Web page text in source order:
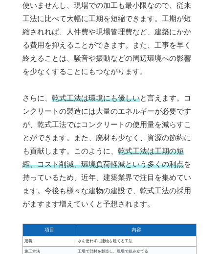
使いませんし、現場での加工も最小限なので、従来
工法に比べて大幅に工期を短縮できます。工期が短
縮されれば、人件費や現場管理費など、建築にかか
る費用を抑えることができます。また、工事を早く
終えることは、騒音や振動などの周辺環境への影響
を少なくすることにもつながります。
さらに、 乾式工法は環境にも優しいと言えます。コ
ンクリートの製造には大量のエネルギーが必要です
が、乾式工法ではコンクリートの使用量を減らすこ
とができます。また、廃材も少なく、資源の節約に
も貢献します。このように、 乾式工法は工期の短
縮、コスト削減、環境負荷軽減という多くの利点を
持っているため、近年、建築業界で注目を集めてい
ます。今後も様々な建物の建設で、乾式工法の採用
がますます増えていくと予想されます。
項目 内容
定義 水を使わずに建物を建てる工法
施工方法 工場で部材を製造し、現場で組み立てる